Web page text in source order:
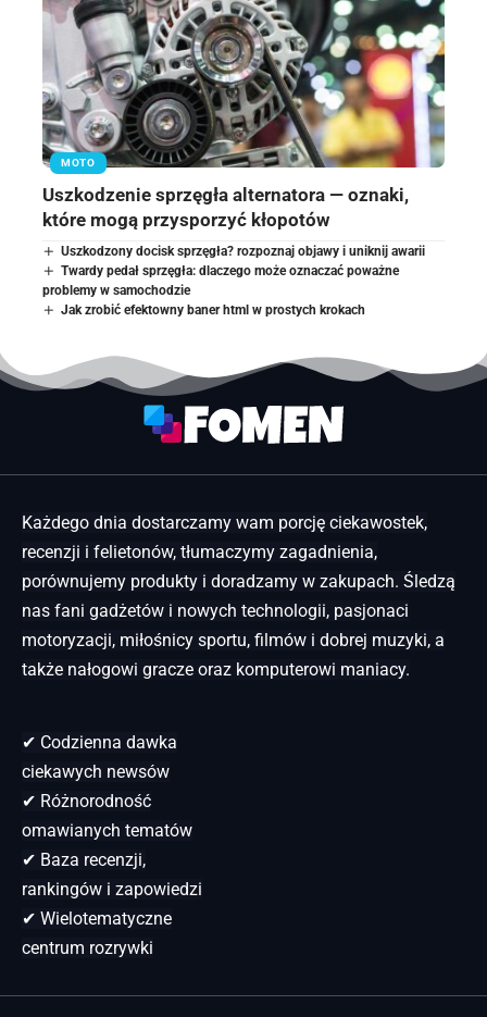
MOTO
Uszkodzenie sprzęgła alternatora — oznaki,
które mogą przysporzyć kłopotów
Uszkodzony docisk sprzęgła? rozpoznaj objawy i uniknij awarii
Twardy pedał sprzęgła: dlaczego może oznaczać poważne
problemy w samochodzie
Jak zrobić efektowny baner html w prostych krokach
Każdego dnia dostarczamy wam porcję ciekawostek,
recenzji i felietonów, tłumaczymy zagadnienia,
porównujemy produkty i doradzamy w zakupach. Śledzą
nas fani gadżetów i nowych technologii, pasjonaci
motoryzacji, miłośnicy sportu, filmów i dobrej muzyki, a
także nałogowi gracze oraz komputerowi maniacy.
✔ Codzienna dawka
ciekawych newsów
✔ Różnorodność
omawianych tematów
✔ Baza recenzji,
rankingów i zapowiedzi
✔ Wielotematyczne
centrum rozrywki